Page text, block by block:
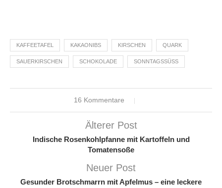
KAFFEETAFEL KAKAONIBS KIRSCHEN QUARK
SAUERKIRSCHEN SCHOKOLADE SONNTAGSSÜSS
16 Kommentare
Älterer Post
Indische Rosenkohlpfanne mit Kartoffeln und
Tomatensoße
Neuer Post
Gesunder Brotschmarrn mit Apfelmus – eine leckere